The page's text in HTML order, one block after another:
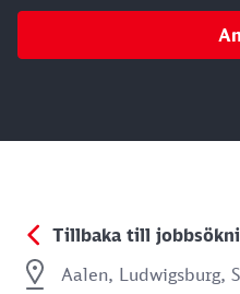
Tillbaka till
Aalen, Ludwigsburg,